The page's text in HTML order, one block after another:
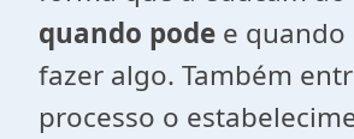
quando pode e quando
fazer algo. Também
processo o